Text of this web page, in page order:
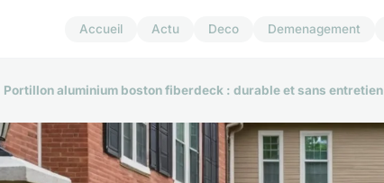
Accueil Actu Deco Demenagement
Portillon aluminium boston fiberdeck : durable et sans entretien